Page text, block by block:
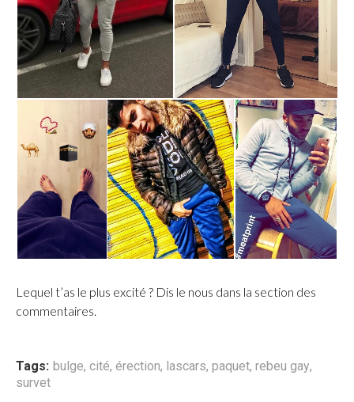
Lequel t’as le plus excité ? Dis le nous dans la section des
commentaires.
Tags: bulge, cité, érection, lascars, paquet, rebeu gay,
survet